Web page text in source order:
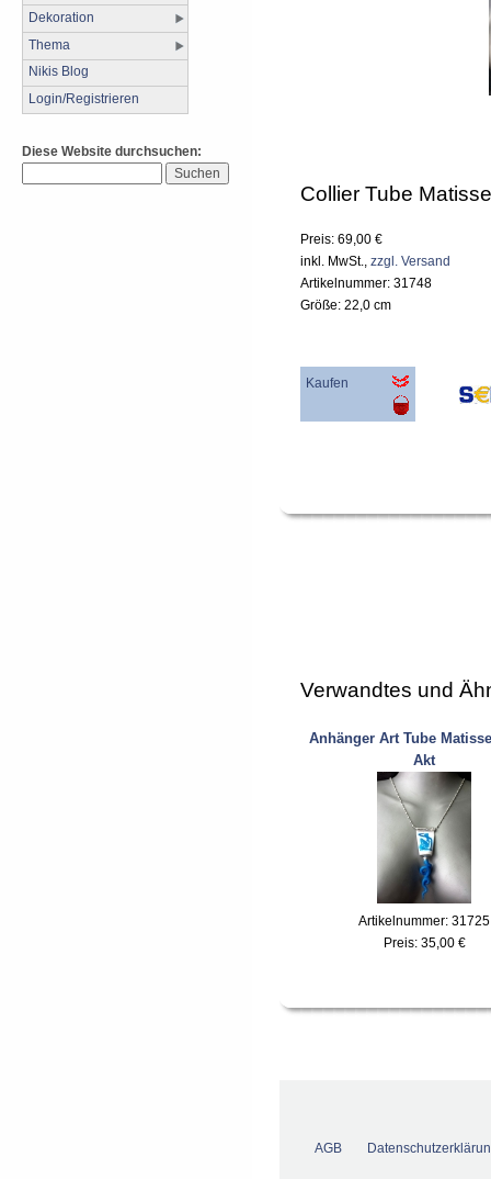
Dekoration
Thema
Nikis Blog
Login/Registrieren
Diese Website durchsuchen:
Collier Tube
Preis: 69,00 €
inkl. MwSt., zzgl. Versand
Artikelnummer: 31748
Größe: 22,0 cm
Kaufen
Verwandtes und
Anhänger Art Tube
Akt
Artikelnummer: 31725
Preis: 35,00 €
AGB